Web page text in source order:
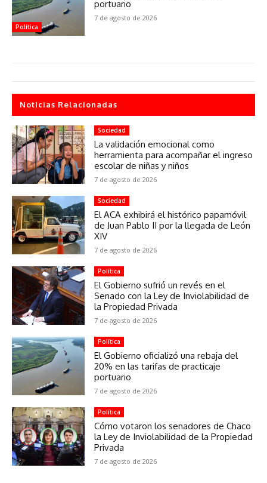
Política
portuario
7 de agosto de 2026
Noticias Relacionadas
Sociedad
La validación emocional como
herramienta para acompañar el ingreso
escolar de niñas y niños
7 de agosto de 2026
Sociedad
El ACA exhibirá el histórico papamóvil
de Juan Pablo II por la llegada de León
XIV
7 de agosto de 2026
Política
El Gobierno sufrió un revés en el
Senado con la Ley de Inviolabilidad de
la Propiedad Privada
7 de agosto de 2026
Política
El Gobierno oficializó una rebaja del
20% en las tarifas de practicaje
portuario
7 de agosto de 2026
Política
Cómo votaron los senadores de Chaco
la Ley de Inviolabilidad de la Propiedad
Privada
7 de agosto de 2026